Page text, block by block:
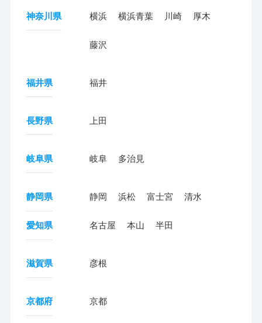
神奈川県 横浜 横浜青葉 川崎 厚木
藤沢
福井県 福井
長野県 上田
岐阜県 岐阜 多治見
静岡県 静岡 浜松 富士宮 清水
愛知県 名古屋 本山 半田
滋賀県 彦根
京都府 京都